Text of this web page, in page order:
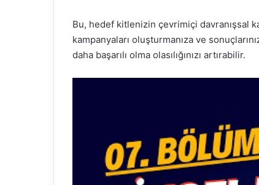
Bu, hedef kitlenizin çevrimiçi davranışsal
kampanyaları oluşturmanıza ve
daha başarılı olma olasılığınızı artırabilir.